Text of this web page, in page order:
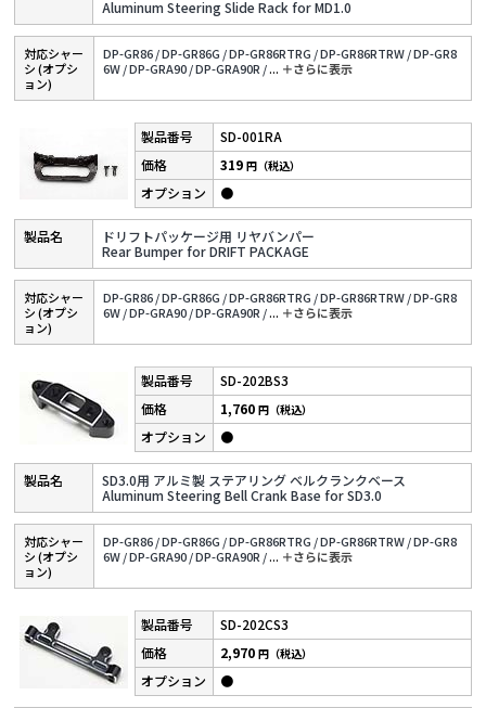
Aluminum Steering Slide Rack for MD1.0
対応シャー
シ (オプシ
ョン)
DP-GR86 /DP-GR86G /DP-GR86RTRG /DP-GR86RTRW /DP-GR8
6W /DP-GRA90 /DP-GRA90R /... ＋さらに表⽰
SD-001RA
ドリフトパッケージ用 リヤバンパー
Rear Bumper for DRIFT PACKAGE
319円（税込）
●
対応シャー
シ (オプシ
ョン)
DP-GR86 /DP-GR86G /DP-GR86RTRG /DP-GR86RTRW /DP-GR8
6W /DP-GRA90 /DP-GRA90R /... ＋さらに表⽰
SD-202BS3
SD3.0用 アルミ製 ステアリング ベルクランクベース
Aluminum Steering Bell Crank Base for SD3.0
1,760円（税込）
●
対応シャー
シ (オプシ
ョン)
DP-GR86 /DP-GR86G /DP-GR86RTRG /DP-GR86RTRW /DP-GR8
6W /DP-GRA90 /DP-GRA90R /... ＋さらに表⽰
SD-202CS3
2,970円（税込）
●